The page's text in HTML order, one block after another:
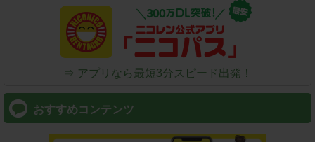
⇒ アプリなら最短3分スピード出発！
おすすめコンテンツ